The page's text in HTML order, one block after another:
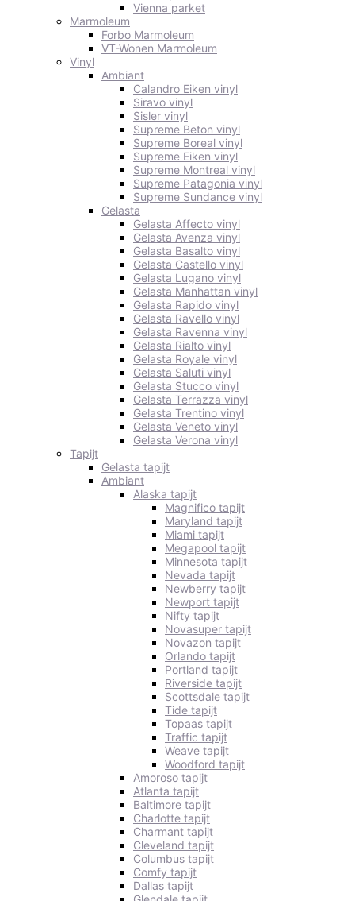
Vienna parket
Marmoleum
Forbo Marmoleum
VT-Wonen Marmoleum
Vinyl
Ambiant
Calandro Eiken vinyl
Siravo vinyl
Sisler vinyl
Supreme Beton vinyl
Supreme Boreal vinyl
Supreme Eiken vinyl
Supreme Montreal vinyl
Supreme Patagonia vinyl
Supreme Sundance vinyl
Gelasta
Gelasta Affecto vinyl
Gelasta Avenza vinyl
Gelasta Basalto vinyl
Gelasta Castello vinyl
Gelasta Lugano vinyl
Gelasta Manhattan vinyl
Gelasta Rapido vinyl
Gelasta Ravello vinyl
Gelasta Ravenna vinyl
Gelasta Rialto vinyl
Gelasta Royale vinyl
Gelasta Saluti vinyl
Gelasta Stucco vinyl
Gelasta Terrazza vinyl
Gelasta Trentino vinyl
Gelasta Veneto vinyl
Gelasta Verona vinyl
Tapijt
Gelasta tapijt
Ambiant
Alaska tapijt
Magnifico tapijt
Maryland tapijt
Miami tapijt
Megapool tapijt
Minnesota tapijt
Nevada tapijt
Newberry tapijt
Newport tapijt
Nifty tapijt
Novasuper tapijt
Novazon tapijt
Orlando tapijt
Portland tapijt
Riverside tapijt
Scottsdale tapijt
Tide tapijt
Topaas tapijt
Traffic tapijt
Weave tapijt
Woodford tapijt
Amoroso tapijt
Atlanta tapijt
Baltimore tapijt
Charlotte tapijt
Charmant tapijt
Cleveland tapijt
Columbus tapijt
Comfy tapijt
Dallas tapijt